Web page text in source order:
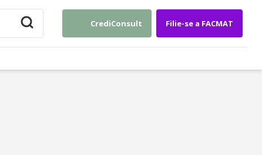
CrediConsult Filie-se a FACMAT